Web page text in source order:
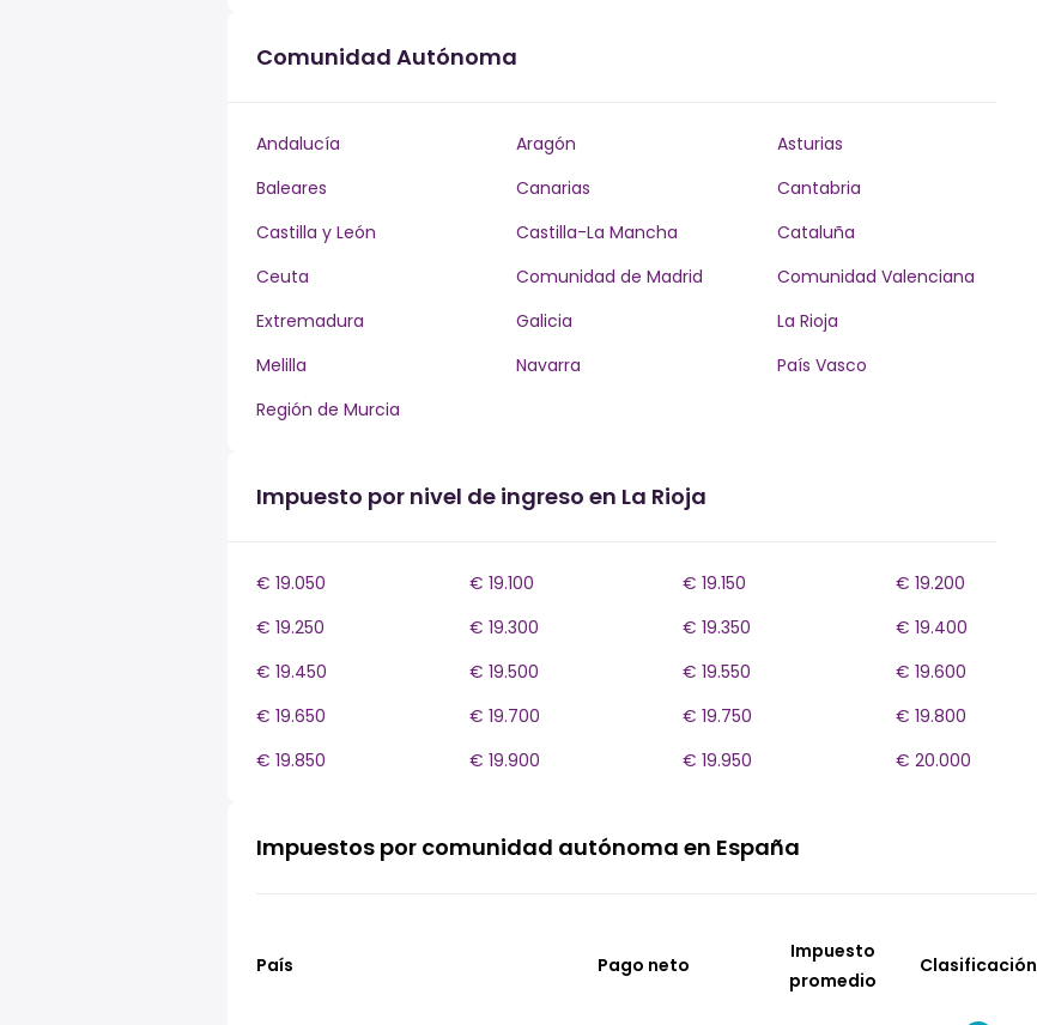
Comunidad Autónoma
Andalucía Aragón
Asturias
Baleares
Canarias
Cantabria
Castilla y León
Castilla-La Mancha
Cataluña
Ceuta
Comunidad de Madrid
Comunidad Valenciana
Extremadura
Galicia
La Rioja
Melilla
Navarra
País Vasco
Región de Murcia
Impuesto por nivel de ingreso en La Rioja
€ 19.050 € 19.100 € 19.150
€ 19.200
€ 19.250
€ 19.300 € 19.350
€ 19.400
€ 19.450
€ 19.500 € 19.550
€ 19.600
€ 19.650
€ 19.700 € 19.750
€ 19.800
€ 19.850
€ 19.900 € 19.950 € 20.000
Impuestos por comunidad autónoma en España
País Pago neto
Impuesto
promedio
Clasificación